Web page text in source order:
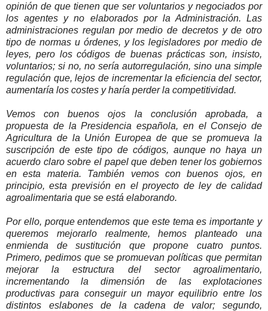
opinión de que tienen que ser voluntarios y negociados por
los agentes y no elaborados por la Administración. Las
administraciones regulan por medio de decretos y de otro
tipo de normas u órdenes, y los legisladores por medio de
leyes, pero los códigos de buenas prácticas son, insisto,
voluntarios; si no, no sería autorregulación, sino una simple
regulación que, lejos de incrementar la eficiencia del sector,
aumentaría los costes y haría perder la competitividad.
Vemos con buenos ojos la conclusión aprobada, a
propuesta de la Presidencia española, en el Consejo de
Agricultura de la Unión Europea de que se promueva la
suscripción de este tipo de códigos, aunque no haya un
acuerdo claro sobre el papel que deben tener los gobiernos
en esta materia. También vemos con buenos ojos, en
principio, esta previsión en el proyecto de ley de calidad
agroalimentaria que se está elaborando.
Por ello, porque entendemos que este tema es importante y
queremos mejorarlo realmente, hemos planteado una
enmienda de sustitución que propone cuatro puntos.
Primero, pedimos que se promuevan políticas que permitan
mejorar la estructura del sector agroalimentario,
incrementando la dimensión de las explotaciones
productivas para conseguir un mayor equilibrio entre los
distintos eslabones de la cadena de valor; segundo,